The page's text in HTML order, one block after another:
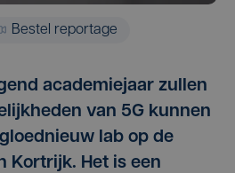
Bestel reportage
academiejaar zullen
van 5G kunnen
lab op de
Kortrijk. Het is een